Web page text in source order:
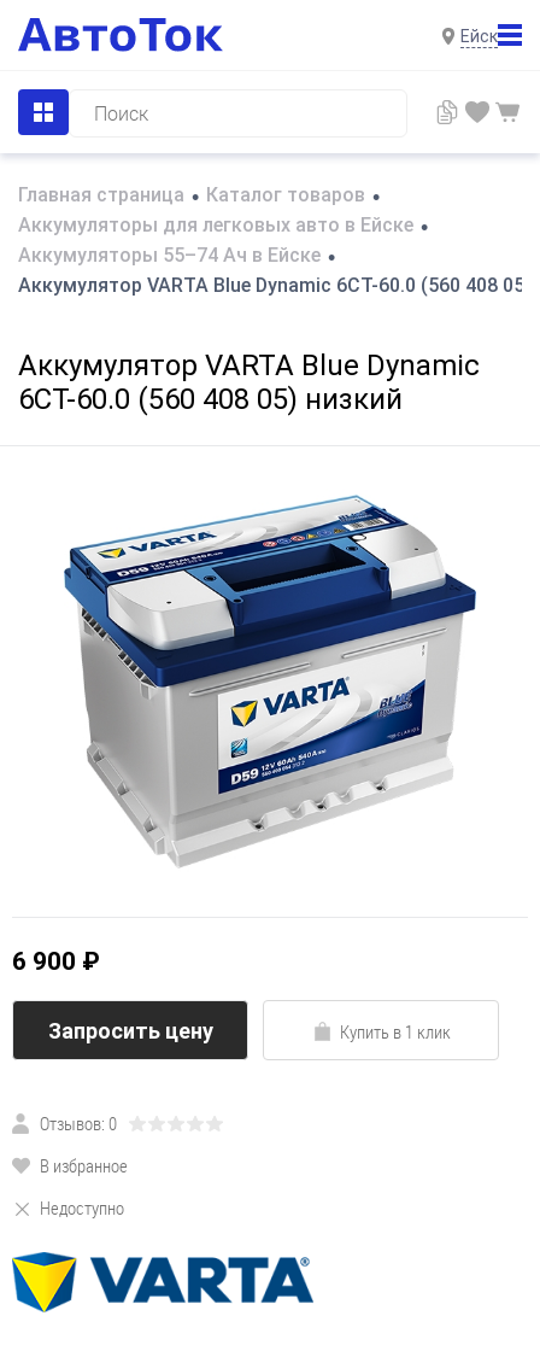
Ейск
Главная страница • Каталог товаров •
Аккумуляторы для легковых авто в Ейске •
Аккумуляторы 55–74 Ач в Ейске •
Аккумулятор VARTA Blue Dynamic 6CT-60.0 (560 408 05)
Аккумулятор VARTA Blue Dynamic
6CT-60.0 (560 408 05) низкий
6 900 ₽
Запросить цену Купить в 1 клик
Отзывов: 0
В избранное
Недоступно